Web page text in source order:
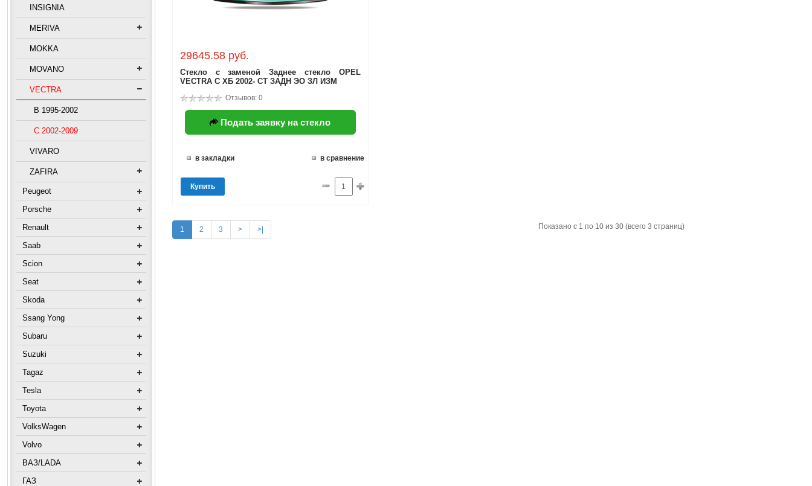
INSIGNIA
MERIVA
MOKKA
MOVANO
VECTRA
B 1995-2002
C 2002-2009
VIVARO
ZAFIRA
Peugeot
Porsche
Renault
Saab
Scion
Seat
Skoda
Ssang Yong
Subaru
Suzuki
Tagaz
Tesla
Toyota
VolksWagen
Volvo
ВАЗ/LADA
ГАЗ
29645.58 руб.
Стекло с заменой Заднее стекло OPEL
VECTRA C ХБ 2002- СТ ЗАДН ЭО ЗЛ ИЗМ
Отзывов: 0
Подать заявку на стекло
в закладки в сравнение
Купить
1 2 3 > >| Показано с 1 по 10 из 30 (всего 3 страниц)